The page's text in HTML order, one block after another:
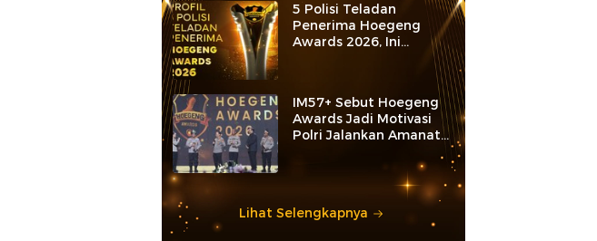
5 Polisi Teladan
Penerima Hoegeng
Awards 2026, Ini
Kategori dan Kiprahnya
IM57+ Sebut Hoegeng
Awards Jadi Motivasi
Polri Jalankan Amanat
Lihat Selengkapnya